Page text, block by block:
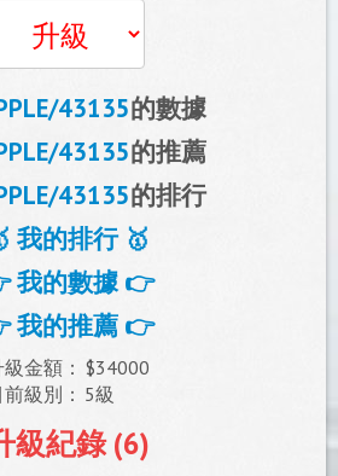
43135的數據
43135的推薦
43135的排行
我的排行 🥇
我的數據 👉
我的推薦 👉
級金額： $34000
前級別： 5級
級紀錄 (6)